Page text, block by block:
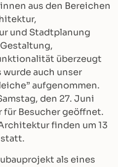
aus den Bereichen
und Stadtplanung
überzeugt
wurde auch unser
aufgenommen.
den 27. Juni
für Besucher geöffnet.
finden um 13
statt.
als eines